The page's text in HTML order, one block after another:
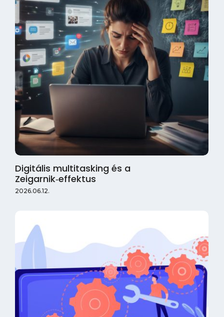
Digitális multitasking és a
Zeigarnik‑effektus
2026.06.12.